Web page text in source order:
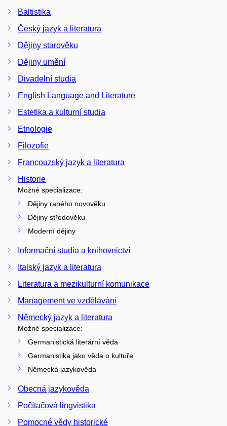
Baltistika
Český jazyk a literatura
Dějiny starověku
Dějiny umění
Divadelní studia
English Language and Literature
Estetika a kulturní studia
Etnologie
Filozofie
Francouzský jazyk a literatura
Historie
Možné specializace:
Dějiny raného novověku
Dějiny středověku
Moderní dějiny
Informační studia a knihovnictví
Italský jazyk a literatura
Literatura a mezikulturní komunikace
Management ve vzdělávání
Německý jazyk a literatura
Možné specializace:
Germanistická literární věda
Germanistika jako věda o kultuře
Německá jazykověda
Obecná jazykověda
Počítačová lingvistika
Pomocné vědy historické